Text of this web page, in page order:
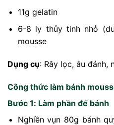
11g gelatin
6-8 ly thủy tinh nhỏ
mousse
Dụng cụ: Rây lọc, âu đánh,
Công thức làm bánh
Bước 1: Làm phần đế bánh
Nghiền vụn 80g bánh